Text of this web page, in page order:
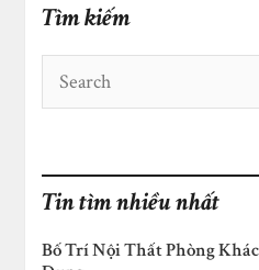
Tìm kiếm
Tin tìm nhiều nhất
Bố Trí Nội Thất Phòng